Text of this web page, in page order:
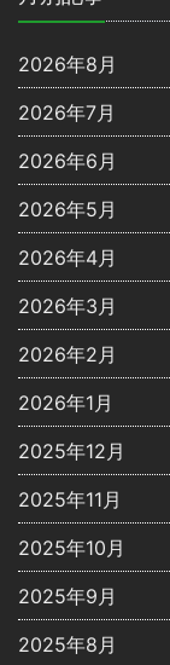
2026年8月
2026年7月
2026年6月
2026年5月
2026年4月
2026年3月
2026年2月
2026年1月
2025年12月
2025年11月
2025年10月
2025年9月
2025年8月